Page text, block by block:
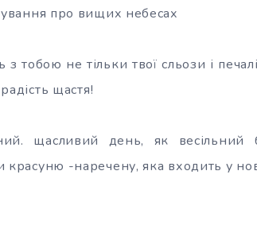
про вищих небесах
тобою не тільки твої сльози і
щастя!
щасливий день, як весільний
-наречену, яка входить у